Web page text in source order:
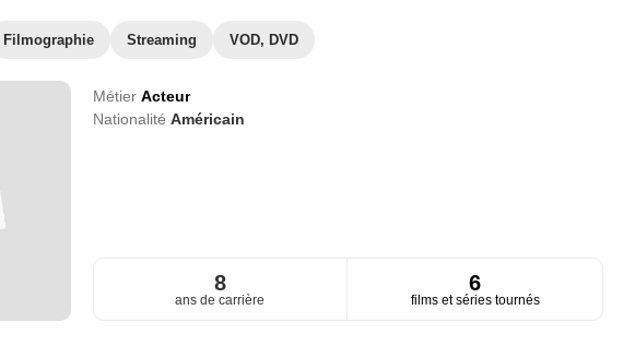
Filmographie Streaming VOD, DVD
Métier Acteur
Nationalité Américain
8
ans de carrière
6
films et séries tournés